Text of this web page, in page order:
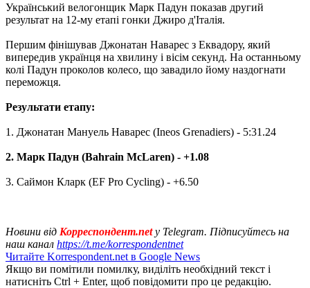
Український велогонщик Марк Падун показав другий
результат на 12-му етапі гонки Джиро д'Італія.
Першим фінішував Джонатан Наварес з Еквадору, який
випередив українця на хвилину і вісім секунд. На останньому
колі Падун проколов колесо, що завадило йому наздогнати
переможця.
Результати етапу:
1. Джонатан Мануель Наварес (Ineos Grenadiers) - 5:31.24
2. Марк Падун (Bahrain McLaren) - +1.08
3. Саймон Кларк (EF Pro Cycling) - +6.50
Новини від Корреспондент.netу Telegram. Підписуйтесь на
наш канал https://t.me/korrespondentnet
Читайте Korrespondent.net в Google News
Якщо ви помітили помилку, виділіть необхідний текст і
натисніть Ctrl + Enter, щоб повідомити про це редакцію.